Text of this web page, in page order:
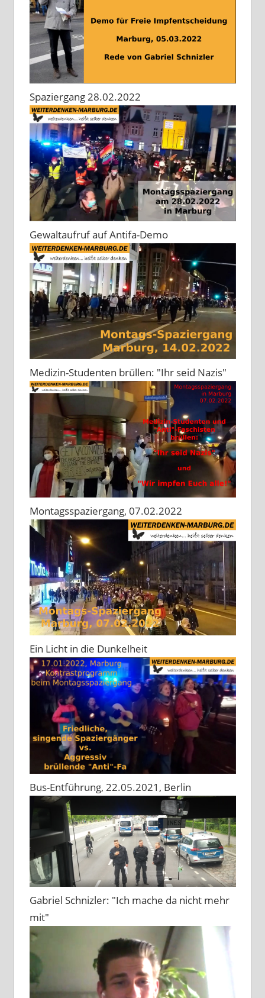
Spaziergang 28.02.2022
Gewaltaufruf auf Antifa-Demo
Medizin-Studenten brüllen: "Ihr seid Nazis"
Montagsspaziergang, 07.02.2022
Ein Licht in die Dunkelheit
Bus-Entführung, 22.05.2021, Berlin
Gabriel Schnizler: "Ich mache da nicht mehr
mit"